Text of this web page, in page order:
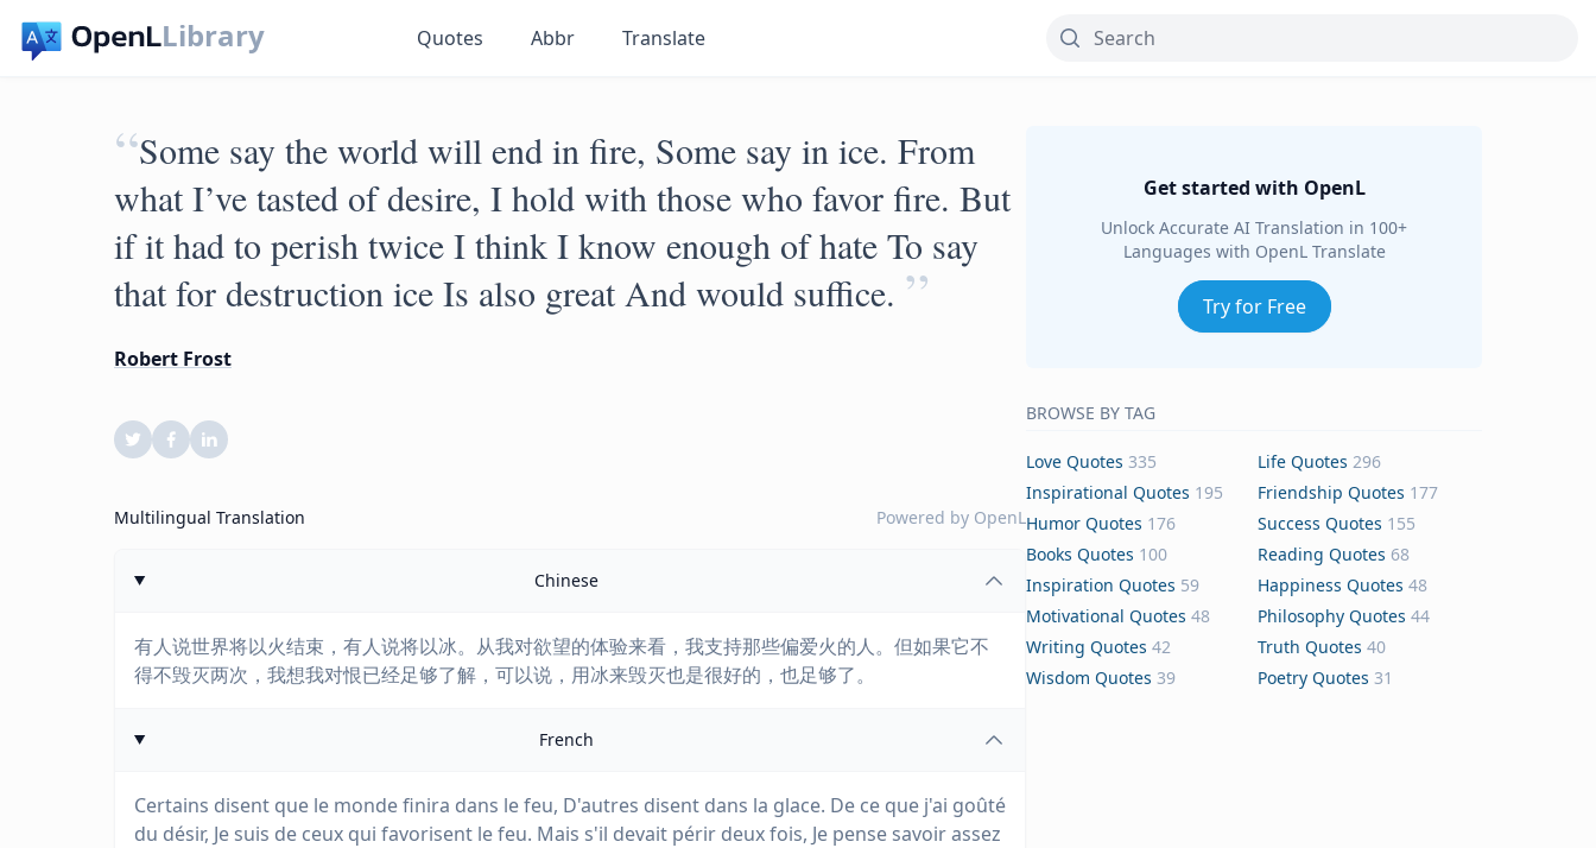
Library Quotes Abbr Translate
“Some say the world will end in fire, Some say in ice. From
what I’ve tasted of desire, I hold with those who favor fire. But
if it had to perish twice I think I know enough of hate To say
that for destruction ice Is also great And would suffice. ”
Robert Frost
Multilingual Translation Powered by OpenL
Chinese
有人说世界将以火结束，有人说将以冰。从我对欲望的体验来看，我支持那些偏爱火的人。但如果它不
得不毁灭两次，我想我对恨已经足够了解，可以说，用冰来毁灭也是很好的，也足够了。
French
Certains disent que le monde finira dans le feu, D'autres disent dans la glace. De ce que j'ai goûté
du désir, Je suis de ceux qui favorisent le feu. Mais s'il devait périr deux fois, Je pense savoir assez
Get started with OpenL
Unlock Accurate AI Translation in 100+
Languages with OpenL Translate
Try for Free
BROWSE BY TAG
Love Quotes 335 Life Quotes 296
Inspirational Quotes 195 Friendship Quotes 177
Humor Quotes 176 Success Quotes 155
Books Quotes 100 Reading Quotes 68
Inspiration Quotes 59 Happiness Quotes 48
Motivational Quotes 48 Philosophy Quotes 44
Writing Quotes 42 Truth Quotes 40
Wisdom Quotes 39 Poetry Quotes 31